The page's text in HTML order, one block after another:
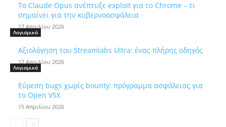
Το Claude Opus ανέπτυξε exploit για το Chrome – τι
σημαίνει για την κυβερνοασφάλεια
17 Απριλίου 2026
Λογισμικά
Αξιολόγηση του Streamlabs Ultra: ένας πλήρης οδηγός
17 Απριλίου 2026
Λογισμικά
Εύρεση bugs χωρίς bounty: πρόγραμμα ασφάλειας για
το Open VSX
15 Απριλίου 2026